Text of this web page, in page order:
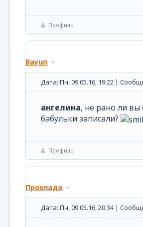
Профиль
Bayun
Дата: Пн, 09.05.16, 19:22 |
ангелина, не рано ли вы
бабульки записали?
Профиль
Прохлада
Дата: Пн, 09.05.16, 20:34 |